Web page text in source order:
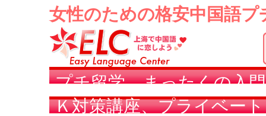
女性のための格安中国語
プチ留学、まったくの入
Ｋ対策講座、プライベー